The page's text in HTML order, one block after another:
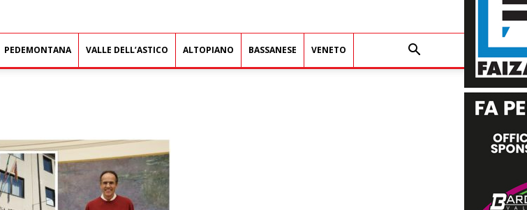
PEDEMONTANA VALLE DELL’ASTICO ALTOPIANO BASSANESE VENETO